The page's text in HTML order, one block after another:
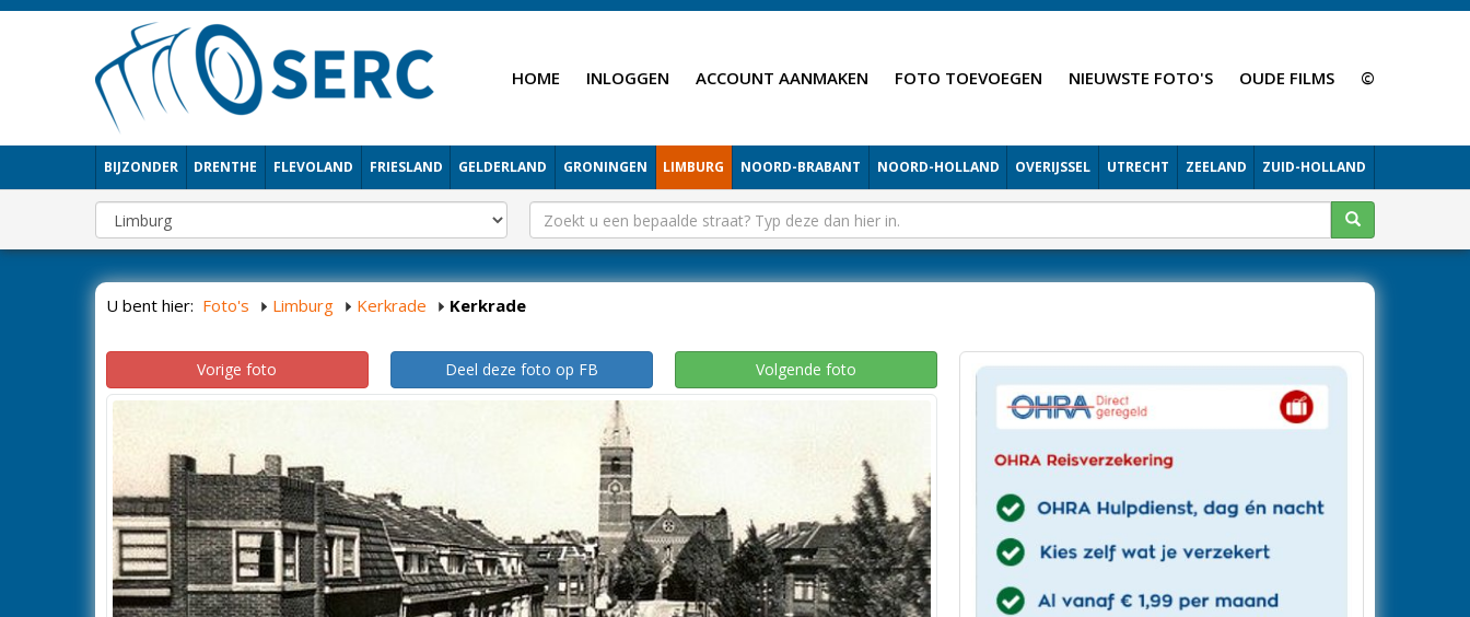
HOME INLOGGEN ACCOUNT AANMAKEN FOTO TOEVOEGEN NIEUWSTE FOTO'S OUDE FILMS ©
BIJZONDER DRENTHE FLEVOLAND FRIESLAND GELDERLAND GRONINGEN LIMBURG NOORD-BRABANT NOORD-HOLLAND OVERIJSSEL UTRECHT ZEELAND ZUID-HOLLAND
U bent hier: Foto's Limburg Kerkrade Kerkrade
Vorige foto Deel deze foto op FB Volgende foto